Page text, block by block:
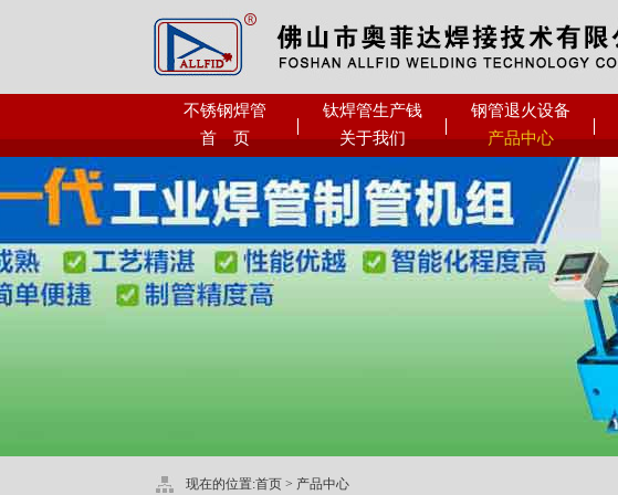
不锈钢焊管
首 页
钛焊管生产钱
关于我们
钢管退火设备
产品中心
现在的位置:首页 > 产品中心